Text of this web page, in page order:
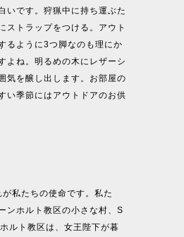
いです。狩猟中に持ち運ぶた
ストラップをつける。アウト
るように3つ脚なのも理にか
よね。明るめの木にレザーシ
気を醸し出します。お部屋の
い季節にはアウトドアのお供
が私たちの使命です。私た
ンホルト教区の小さな村、S
ルト教区は、女王陛下が暮